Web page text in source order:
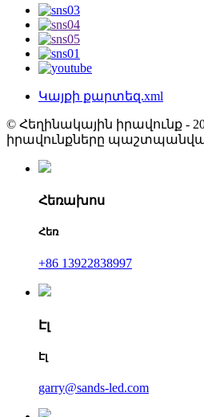
Կայքի քարտեզ.xml
© Հեղինակային իրավունք -
իրավունքները
Հեռախոս
Հեռ
+86 13922838997
Էլ
Էլ
garry@sands-led.com